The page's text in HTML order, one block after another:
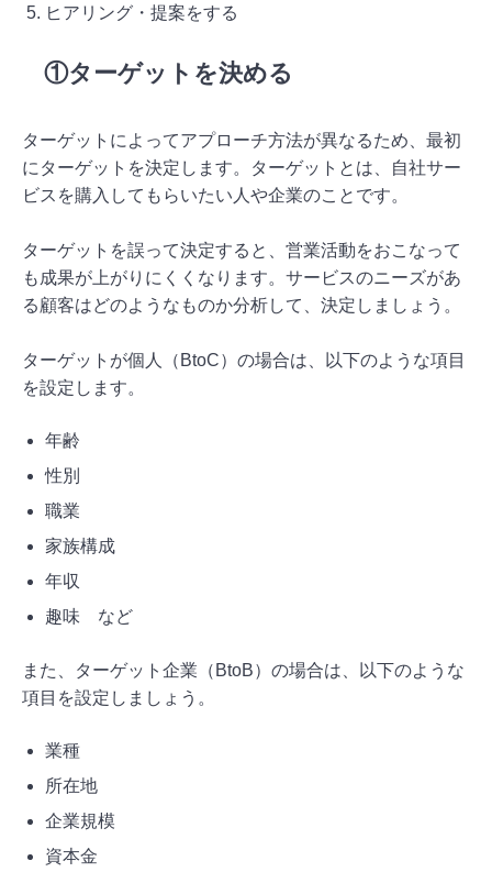
ヒアリング・提案をする
①ターゲットを決める
ターゲットによってアプローチ方法が異なるため、最初
にターゲットを決定します。ターゲットとは、自社サー
ビスを購入してもらいたい人や企業のことです。
ターゲットを誤って決定すると、営業活動をおこなって
も成果が上がりにくくなります。サービスのニーズがあ
る顧客はどのようなものか分析して、決定しましょう。
ターゲットが個人（BtoC）の場合は、以下のような項目
を設定します。
年齢
性別
職業
家族構成
年収
趣味 など
また、ターゲット企業（BtoB）の場合は、以下のような
項目を設定しましょう。
業種
所在地
企業規模
資本金